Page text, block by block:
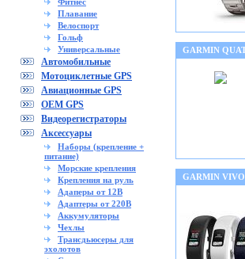
Плавание
Велоспорт
Гольф
Универсальные
Автомобильные
Мотоциклетные GPS
Авиационные GPS
OEM GPS
Видеорегистраторы
Аксессуары
Наборы (крепление +
питание)
Морские крепления
Крепления на руль
Адаперы от 12В
Адаптеры от 220В
Аккумуляторы
Чехлы
Трансдьюсеры для
эхолотов
GARMIN
GARMIN